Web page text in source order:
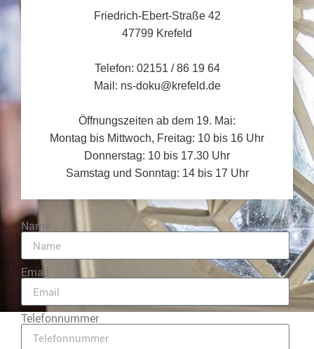
Friedrich-Ebert-Straße 42
47799 Krefeld
Telefon: 02151 / 86 19 64
Mail: ns-doku@krefeld.de
Öffnungszeiten ab dem 19. Mai:
Montag bis Mittwoch, Freitag: 10 bis 16 Uhr
Donnerstag: 10 bis 17.30 Uhr
Samstag und Sonntag: 14 bis 17 Uhr
Name
Email
Telefonnummer